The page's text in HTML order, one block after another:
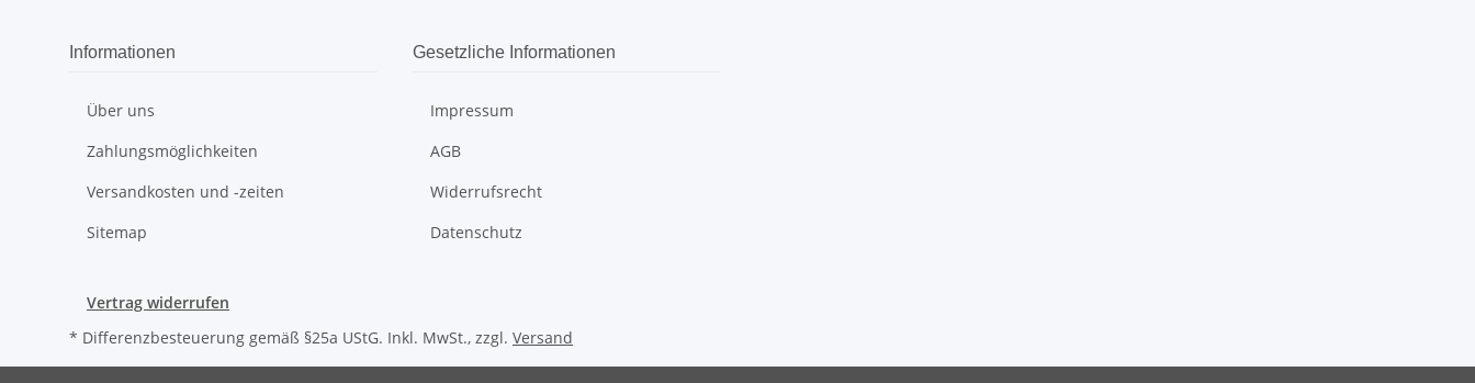
Informationen
Über uns
Zahlungsmöglichkeiten
Versandkosten und -zeiten
Sitemap
Gesetzliche Informationen
Impressum
AGB
Widerrufsrecht
Datenschutz
Vertrag widerrufen
* Differenzbesteuerung gemäß §25a UStG. Inkl. MwSt., zzgl. Versand